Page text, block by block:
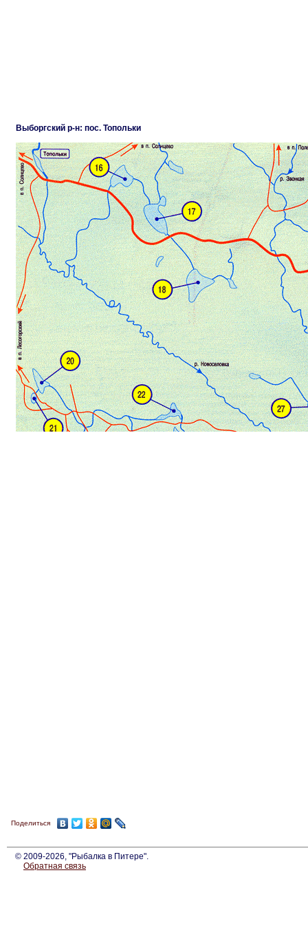
Выборгский р-н: пос. Топольки
Поделиться
© 2009-2026, "Рыбалка в Питере".
Обратная связь